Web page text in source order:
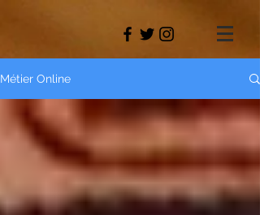
Métier Online